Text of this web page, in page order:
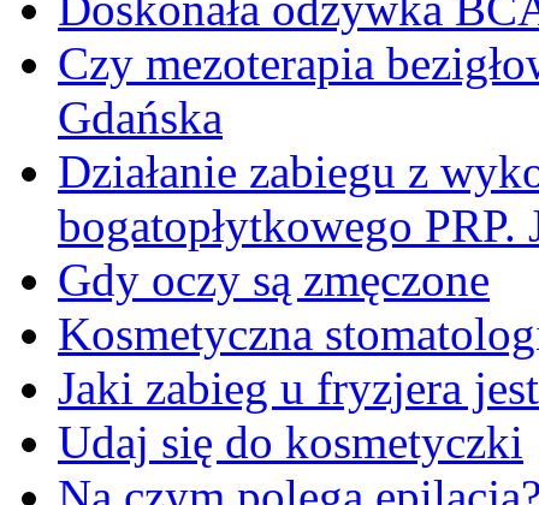
Czy mezoterapia
Gdańska
Działanie zabiegu z
bogatopłytkowego PRP.
Gdy oczy są zmęczone
Kosmetyczna
Jaki zabieg u fryzjera
Udaj się do kosmetyczki